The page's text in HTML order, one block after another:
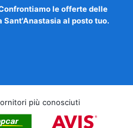
le offerte delle
al posto tuo.
più conosciuti